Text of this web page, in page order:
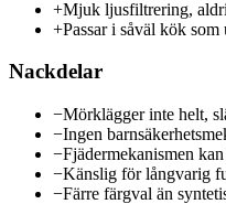
+Mjuk ljusfiltrering,
+Passar i såväl kök som
Nackdelar
−Mörklägger inte helt,
−Ingen
−Fjädermekanismen
−Känslig för långvarig
−Färre färgval än